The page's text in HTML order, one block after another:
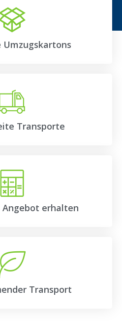
Umzugskartons
Transporte
erhalten
Transport